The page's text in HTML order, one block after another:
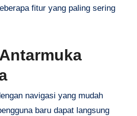
fitur yang paling sering
navigasi yang mudah
baru dapat langsung